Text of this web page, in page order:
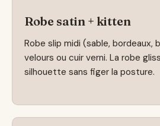
Robe satin + kitten
Robe slip midi (sable, bordeaux,
velours ou cuir verni. La robe
silhouette sans figer la posture.